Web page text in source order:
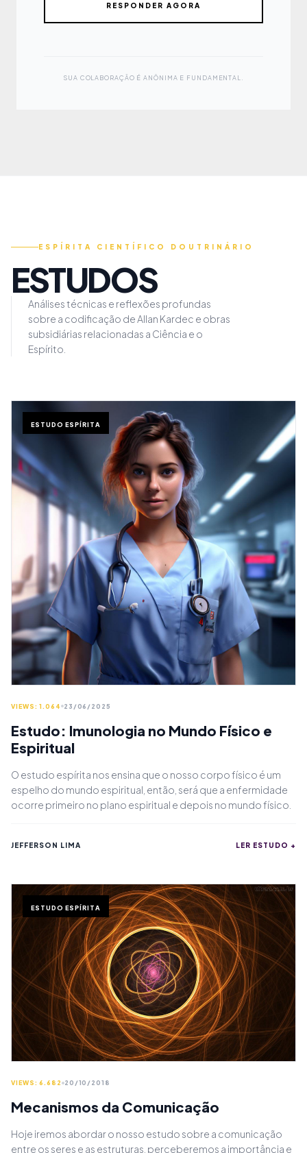
RESPONDER AGORA
SUA COLABORAÇÃO É ANÔNIMA E FUNDAMENTAL.
ESPÍRITA CIENTÍFICO DOUTRINÁRIO
ESTUDOS
Análises técnicas e reflexões profundas
sobre a codificação de Allan Kardec e obras
subsidiárias relacionadas a Ciência e o
Espírito.
ESTUDO ESPÍRITA
VIEWS: 1.064 23/06/2025
Estudo: Imunologia no Mundo Físico e
Espiritual
O estudo espírita nos ensina que o nosso corpo físico é um
espelho do mundo espiritual, então, será que a enfermidade
ocorre primeiro no plano espiritual e depois no mundo físico.
JEFFERSON LIMA LER ESTUDO +
ESTUDO ESPÍRITA
VIEWS: 6.682 20/10/2018
Mecanismos da Comunicação
Hoje iremos abordar o nosso estudo sobre a comunicação
entre os seres e as estruturas, perceberemos a importância e